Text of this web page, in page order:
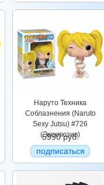
Наруто Техника
Соблазнения (Naruto
Sexy Jutsu) #726
(Эксклюзив)
5990 руб.
подписаться